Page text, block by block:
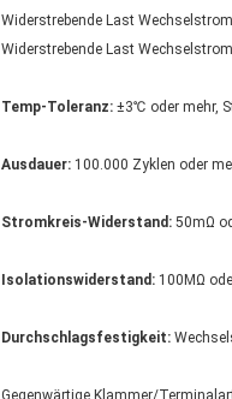
Widerstrebende Last
Widerstrebende Last
Temp-Toleranz: ±3℃ oder mehr,
Ausdauer: 100.000 Zyklen oder
Stromkreis-Widerstand: 50mΩ
Isolationswiderstand: 100MΩ
Durchschlagsfestigkeit: